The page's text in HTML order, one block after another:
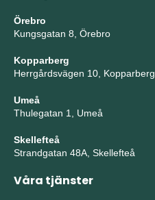
Örebro
Kungsgatan 8, Örebro
Kopparberg
Herrgårdsvägen 10, Kopparberg
Umeå
Thulegatan 1, Umeå
Skellefteå
Strandgatan 48A, Skellefteå
Våra tjänster